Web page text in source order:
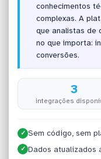
conhecimentos
complexas. A
que analistas de
no que importa:
conversões.
3
integrações
✓ Sem código, sem
✓ Dados atualizados